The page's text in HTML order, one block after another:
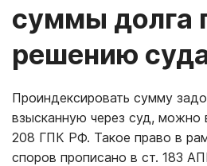
суммы долга
решению
Проиндексировать сумму
взысканную через суд, можно
208 ГПК РФ. Такое право в
споров прописано в ст. 183